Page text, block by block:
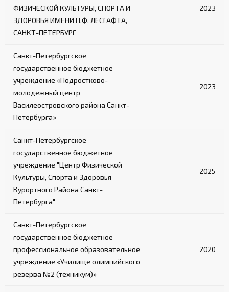
ФИЗИЧЕСКОЙ КУЛЬТУРЫ, СПОРТА И
ЗДОРОВЬЯ ИМЕНИ П.Ф. ЛЕСГАФТА,
САНКТ-ПЕТЕРБУРГ
2023
Санкт-Петербургское
государственное бюджетное
учреждение «Подростково-
молодежный центр
Василеостровского района Санкт-
Петербурга»
2023
Санкт-Петербургское
государственное бюджетное
учреждение "Центр Физической
Культуры, Спорта и Здоровья
Курортного Района Санкт-
Петербурга"
2025
Санкт-Петербургское
государственное бюджетное
профессиональное образовательное
учреждение «Училище олимпийского
резерва №2 (техникум)»
2020